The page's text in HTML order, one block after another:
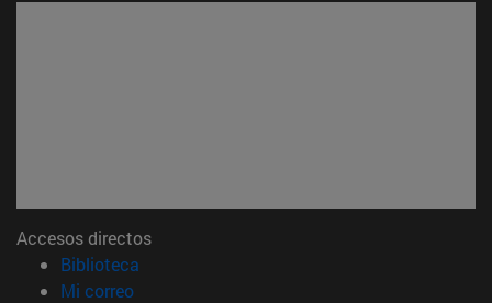
Accesos directos
Biblioteca
Mi correo(abre en nueva ventana)